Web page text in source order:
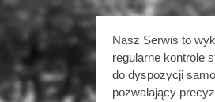
Nasz Serwis to
regularne kontrole
do dyspozycji
pozwalający